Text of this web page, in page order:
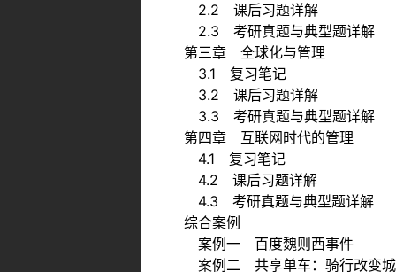
2.2 课后习题详解
2.3 考研真题与典型题详解
第三章 全球化与管理
3.1 复习笔记
3.2 课后习题详解
3.3 考研真题与典型题详解
第四章 互联网时代的管理
4.1 复习笔记
4.2 课后习题详解
4.3 考研真题与典型题详解
综合案例
案例一 百度魏则西事件
案例二 共享单车：骑行改变